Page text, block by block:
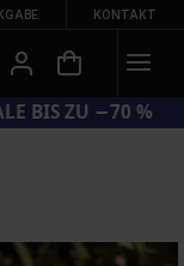
KONTAKT
%